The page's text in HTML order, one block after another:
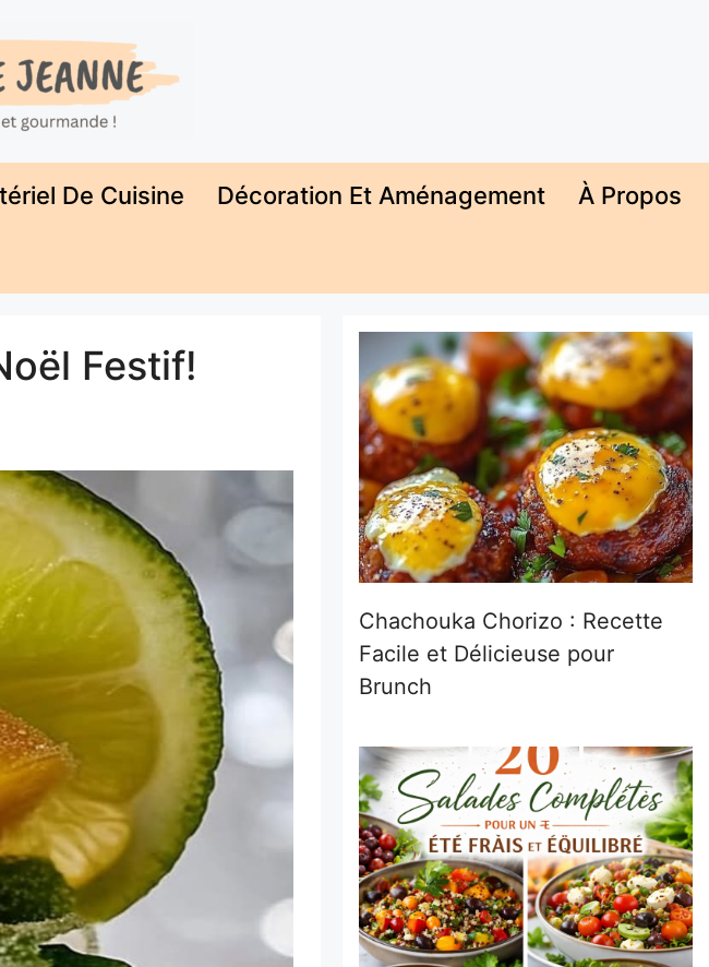
De Cuisine Décoration Et Aménagement À Propos
Festif!
Chachouka Chorizo : Recette
Facile et Délicieuse pour
Brunch